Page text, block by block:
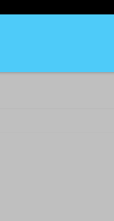
pkt
GUS wynika, że